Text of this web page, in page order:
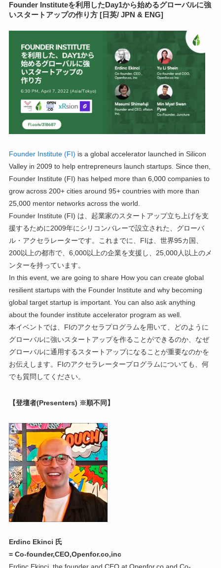
Founder Instituteを利用したDay1から始めるグローバルに強
いスタートアップの作り方 [日英/ JPN & ENG]
Founder Institute (FI) is a global accelerator launched in Silicon
Valley in 2009 to help entrepreneurs launch startups. Since then,
Founder Institute (FI) has helped more than 6,000 companies to
grow across 200+ cities around 95+ countries with more than
25,000 mentor networks across the world.
Founder Institute (FI) は、起業家のスタートアップ立ち上げを支
援するために2009年にシリコンバレーで設立された、グローバ
ル・アクセラレーターです。これまでに、FIは、世界95カ国、
200以上の都市で、6,000以上の企業を支援し、25,000人以上のメ
ンターを持っています。
In this event, we are going to share How you can create global
resilient startups with the Founder Institute and why becoming
global target startup is important. You can also ask anything
about the founder institute accelerator program as well.
本イベントでは、FIのアクセラプログラムを用いて、どのように
グローバルに強いスタートアップを作ることができるのか、なぜ
グローバルに通用するスタートアップになることが重要なのかを
お伝えします。FIのアクセラレータープログラムについても、何
でも質問してください。
【登壇者(Presenters) ※順不同】
Erdinc Ekinci 氏
= Co-founder,CEO,Openfor.co,inc